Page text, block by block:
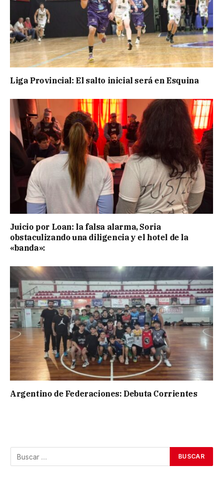
Liga Provincial: El salto inicial será en Esquina
Juicio por Loan: la falsa alarma, Soria
obstaculizando una diligencia y el hotel de la
«banda»:
Argentino de Federaciones: Debuta Corrientes